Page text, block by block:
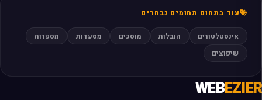
עוד בתחום תחומים נבחרים
אינסטלטורים הובלות מוסכים מסעדות
מספרות
שיפוצים
WEBEZIER